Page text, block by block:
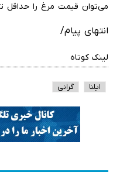
می‌توان قیمت مرغ را حداقل تا ۳۰ درصد کاهش
انتهای پیام/
لینک کوتاه
ایلنا گرانی